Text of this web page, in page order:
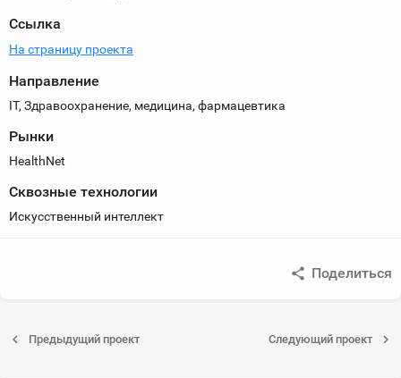
Ссылка
На страницу проекта
Направление
IT, Здравоохранение, медицина, фармацевтика
Рынки
HealthNet
Сквозные технологии
Искусственный интеллект
Поделиться
Предыдущий проект Следующий проект